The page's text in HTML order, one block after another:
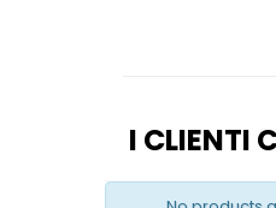
I CLIENTI